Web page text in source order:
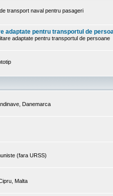
transport naval pentru pasageri
adaptate pentru transportul de
adaptate pentru transportul de persoane
Danemarca
(fara URSS)
Malta